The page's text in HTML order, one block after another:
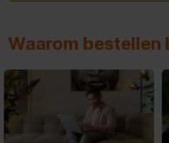
Waarom bestellen